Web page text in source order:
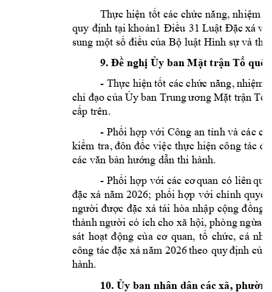
Thực hiện tốt các chức năng, nhiệm
quy định tại khoản1 Điều 31 Luật Đặc xá và
sung một số điều của Bộ luật Hình sự và
9. Đề nghị Ủy ban Mặt trận Tổ
- Thực hiện tốt các chức năng, nhiệm
chỉ đạo củaỦy ban Trungương Mặt trận Tổ
cấp trên.
- Phối hợp với Công an tỉnh và các cơ
kiểm tra, đôn đốc việc thực hiện công tác
các văn bản hướng dẫn thi hành.
- Phối hợp với các cơquan có liên
đặc xá năm 2026; phối hợp với chính quyền
người được đặc xá tái hòa nhập cộng đồng,
thành người có ích cho xã hội, phòng ngừa
sát hoạt động của cơ quan, tổ chức, cá
công tác đặc xá năm 2026theo quyđịnh của
hành.
10. Ủy ban nhân dân các xã,